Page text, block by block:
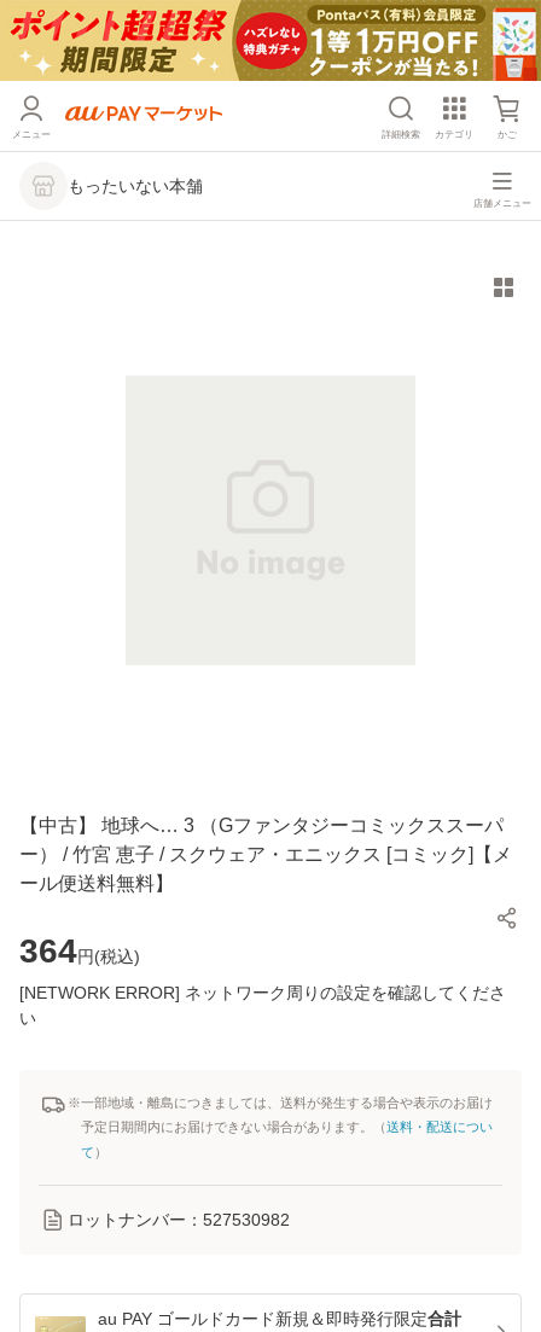
メニュー 詳細検索 カテゴリ かご
もったいない本舗
店舗メニュー
【中古】 地球へ… 3 （Gファンタジーコミックススーパ
ー） / 竹宮 恵子 / スクウェア・エニックス [コミック]【メ
ール便送料無料】
364円(税込)
[NETWORK ERROR] ネットワーク周りの設定を確認してくださ
い
※一部地域・離島につきましては、送料が発生する場合や表示のお届け
予定日期間内にお届けできない場合があります。（送料・配送につい
て ）
ロットナンバー： 527530982
au PAY ゴールドカード新規＆即時発行限定合計